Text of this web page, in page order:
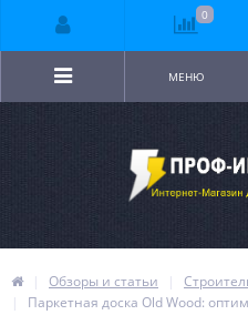
МЕНЮ
Обзоры и статьи
Паркетная доска Old Wood:
0